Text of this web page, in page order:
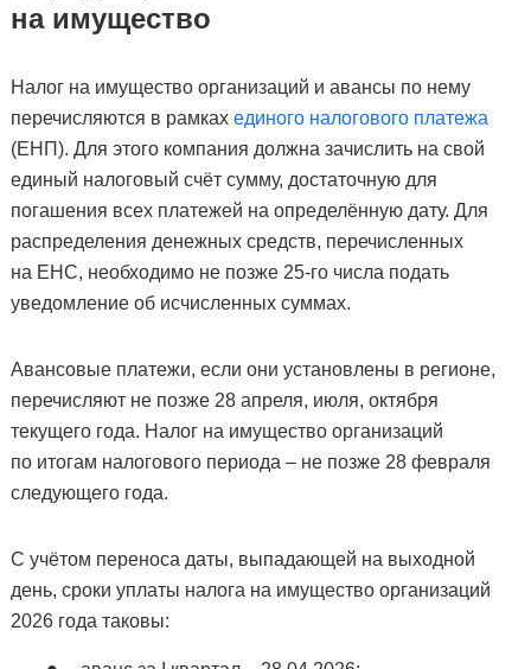
на имущество
Налог на имущество организаций и авансы по нему
перечисляются в рамках единого налогового платежа
(ЕНП). Для этого компания должна зачислить на свой
единый налоговый счёт сумму, достаточную для
погашения всех платежей на определённую дату. Для
распределения денежных средств, перечисленных
на ЕНС, необходимо не позже 25-го числа подать
уведомление об исчисленных суммах.
Авансовые платежи, если они установлены в регионе,
перечисляют не позже 28 апреля, июля, октября
текущего года. Налог на имущество организаций
по итогам налогового периода – не позже 28 февраля
следующего года.
С учётом переноса даты, выпадающей на выходной
день, сроки уплаты налога на имущество организаций
2026 года таковы: